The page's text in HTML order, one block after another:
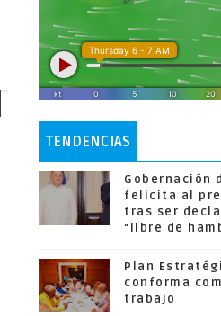
TENDENCIAS
Gobernación
felicita al
tras ser
"libre de
Plan
conforma
trabajo